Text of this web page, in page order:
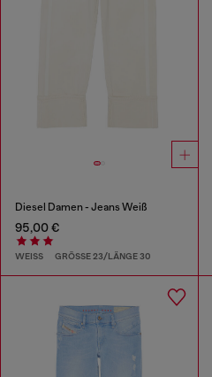
Diesel Damen - Jeans Weiß
95,00 €
WEISS GRÖSSE 23/LÄNGE 30